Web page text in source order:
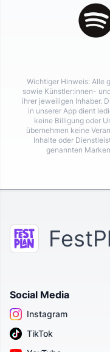
Wichtiger Hinweis: Alle
sowie Künstler:innen-
ihrer jeweiligen Inhaber.
in unserer App dient
keine Billigung oder
übernehmen keine
Inhalte oder
genannten
Social Media
Instagram
TikTok